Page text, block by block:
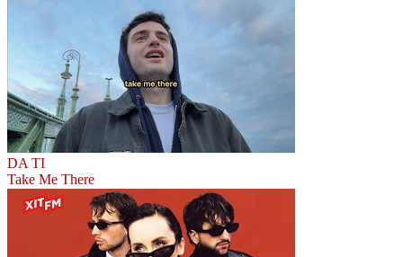
DA TI
Take Me There